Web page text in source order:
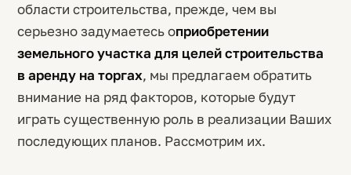
области строительства, прежде, чем вы
серьезно задумаетесь оприобретении
земельного участка для целей строительства
в аренду на торгах, мы предлагаем обратить
внимание на ряд факторов, которые будут
играть существенную роль в реализации Ваших
последующих планов. Рассмотрим их.